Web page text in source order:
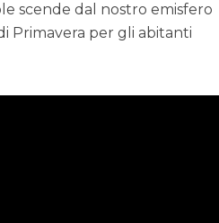
scende dal nostro emisfero
Primavera per gli abitanti